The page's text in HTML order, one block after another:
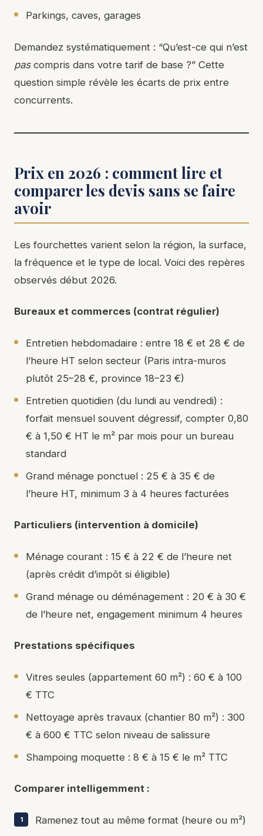
Parkings, caves, garages
Demandez systématiquement : “Qu’est-ce qui n’est
pascompris dans votre tarif de base ?” Cette
question simple révèle les écarts de prix entre
concurrents.
Prix en 2026 : comment lire et
comparer les devis sans se faire
avoir
Les fourchettes varient selon la région, la surface,
la fréquence et le type de local. Voici des repères
observés début 2026.
Bureaux et commerces (contrat régulier)
Entretien hebdomadaire : entre 18 € et 28 € de
l’heure HT selon secteur (Paris intra-muros
plutôt 25–28 €, province 18–23 €)
Entretien quotidien (du lundi au vendredi) :
forfait mensuel souvent dégressif, compter 0,80
€ à 1,50 € HT le m² par mois pour un bureau
standard
Grand ménage ponctuel : 25 € à 35 € de
l’heure HT, minimum 3 à 4 heures facturées
Particuliers (intervention à domicile)
Ménage courant : 15 € à 22 € de l’heure net
(après crédit d’impôt si éligible)
Grand ménage ou déménagement : 20 € à 30 €
de l’heure net, engagement minimum 4 heures
Prestations spécifiques
Vitres seules (appartement 60 m²) : 60 € à 100
€ TTC
Nettoyage après travaux (chantier 80 m²) : 300
€ à 600 € TTC selon niveau de salissure
Shampoing moquette : 8 € à 15 € le m² TTC
Comparer intelligemment :
Ramenez tout au même format (heure ou m²)